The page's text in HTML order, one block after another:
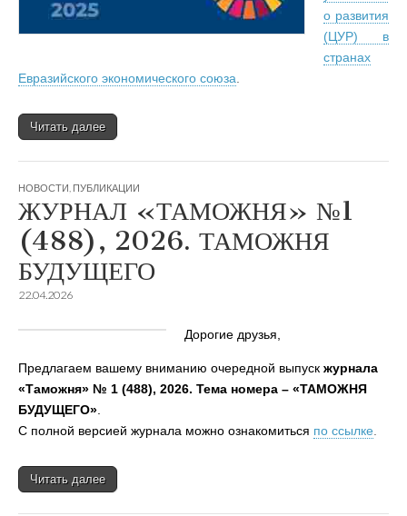
о развития
(ЦУР) в
странах
Евразийского экономического союза
Читать далее
НОВОСТИ ПУБЛИКАЦИИ
ЖУРНАЛ «ТАМОЖНЯ» №1
(488), 2026. ТАМОЖНЯ
БУДУЩЕГО
22.04.2026
Дорогие друзья,
Предлагаем вашему вниманию очередной выпуск журнала
«Таможня» № 1 (488), 2026. Тема номера – «ТАМОЖНЯ
БУДУЩЕГО»
С полной версией журнала можно ознакомиться по ссылке
Читать далее